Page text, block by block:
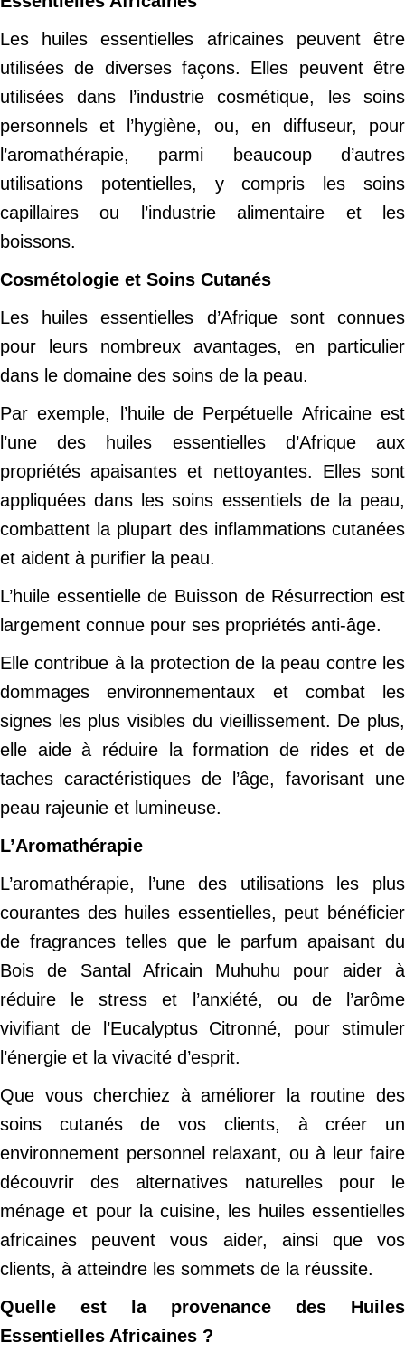
Les huiles essentielles africaines peuvent être
utilisées de diverses façons. Elles peuvent être
utilisées dans l’industrie cosmétique, les soins
personnels et l’hygiène, ou, en diffuseur, pour
l’aromathérapie, parmi beaucoup d’autres
utilisations potentielles, y compris les soins
capillaires ou l’industrie alimentaire et les
boissons.
Cosmétologie et Soins Cutanés
Les huiles essentielles d’Afrique sont connues
pour leurs nombreux avantages, en particulier
dans le domaine des soins de la peau.
Par exemple, l’huile de Perpétuelle Africaine est
l’une des huiles essentielles d’Afrique aux
propriétés apaisantes et nettoyantes. Elles sont
appliquées dans les soins essentiels de la peau,
combattent la plupart des inflammations cutanées
et aident à purifier la peau.
L’huile essentielle de Buisson de Résurrection est
largement connue pour ses propriétés anti-âge.
Elle contribue à la protection de la peau contre les
dommages environnementaux et combat les
signes les plus visibles du vieillissement. De plus,
elle aide à réduire la formation de rides et de
taches caractéristiques de l’âge, favorisant une
peau rajeunie et lumineuse.
L’Aromathérapie
L’aromathérapie, l’une des utilisations les plus
courantes des huiles essentielles, peut bénéficier
de fragrances telles que le parfum apaisant du
Bois de Santal Africain Muhuhu pour aider à
réduire le stress et l’anxiété, ou de l’arôme
vivifiant de l’Eucalyptus Citronné, pour stimuler
l’énergie et la vivacité d’esprit.
Que vous cherchiez à améliorer la routine des
soins cutanés de vos clients, à créer un
environnement personnel relaxant, ou à leur faire
découvrir des alternatives naturelles pour le
ménage et pour la cuisine, les huiles essentielles
africaines peuvent vous aider, ainsi que vos
clients, à atteindre les sommets de la réussite.
Quelle est la provenance des Huiles
Essentielles Africaines ?